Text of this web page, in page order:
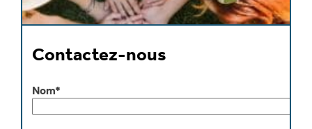
Contactez-nous
Nom*